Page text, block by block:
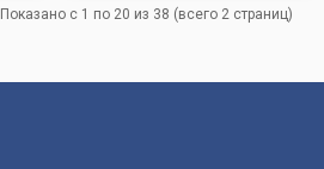
Показано с 1 по 20 из 38 (всего 2 страниц)